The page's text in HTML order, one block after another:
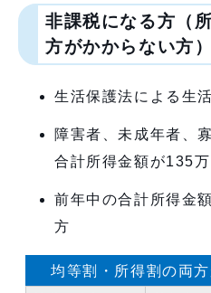
非課税になる方（
方がかからない方）
生活保護法による生
障害者、未成年者、
合計所得金額が135
前年中の合計所得金
方
均等割・所得割の両